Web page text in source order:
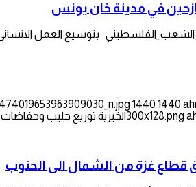
في مدينة خان يونس
1440 1440
الخيرية توزيع حليب
قطاع غزة من الشمال الى الحنوب